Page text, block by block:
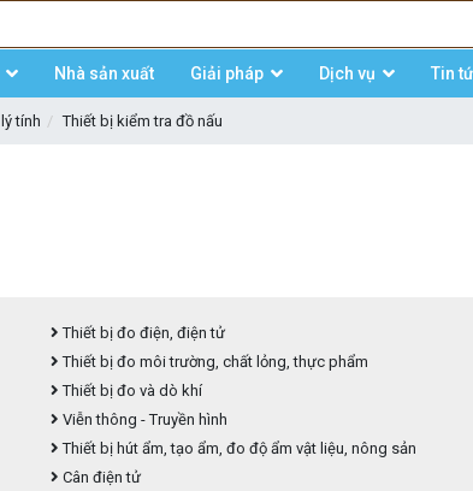
Nhà sản xuất Giải pháp Dịch vụ Tin
tính Thiết bị kiểm tra đồ nấu
Thiết bị đo điện, điện tử
Thiết bị đo môi trường, chất lỏng, thực phẩm
Thiết bị đo và dò khí
Viễn thông - Truyền hình
Thiết bị hút ẩm, tạo ẩm, đo độ ẩm vật liệu, nông sản
Cân điện tử